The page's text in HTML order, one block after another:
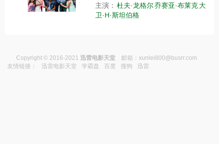
主演： 杜夫·龙格尔乔赛亚·布莱克大
卫·H·斯坦伯格
Copyright © 2016-2021 迅雷电影天堂 邮箱： xunlei800@busrr.com
友情链接：
迅雷电影天堂 学霸盘 百度 搜狗 迅雷